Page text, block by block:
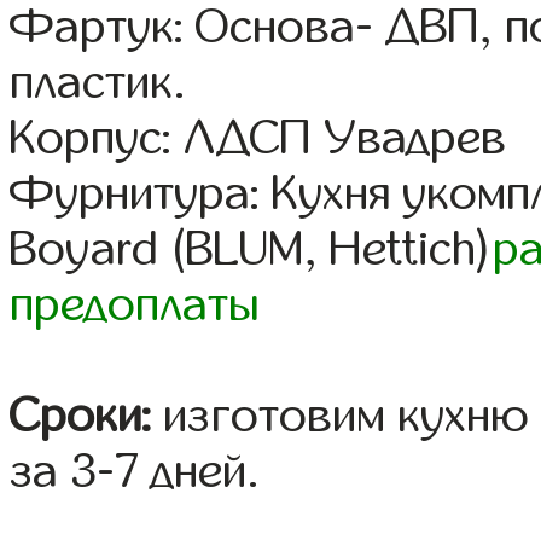
Фартук: Основа- ДВП,
пластик.
Корпус: ЛДСП Увадрев
Фурнитура: Кухня
Boyard (BLUM, Hettich)
предоплаты
Сроки: изготовим
за 3-7 дней.